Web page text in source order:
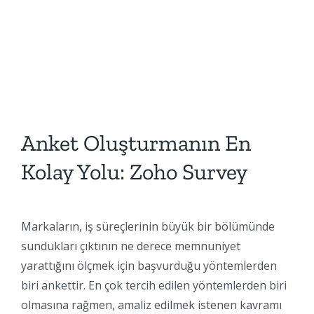
Anket Oluşturmanın En
Kolay Yolu: Zoho Survey
Markaların, iş süreçlerinin büyük bir bölümünde
sundukları çıktının ne derece memnuniyet
yarattığını ölçmek için başvurduğu yöntemlerden
biri ankettir. En çok tercih edilen yöntemlerden biri
olmasına rağmen, amaliz edilmek istenen kavramı